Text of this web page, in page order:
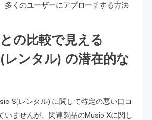
多くのユーザーにアプローチする方法
の比較で見える
レンタル) の潜在的な
S(レンタル) に関して特定の悪い口コ
いませんが、関連製品のMusio Xに関し